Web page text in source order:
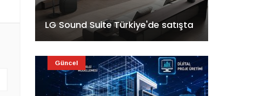
LG Sound Suite Türkiye'de satışta
Güncel